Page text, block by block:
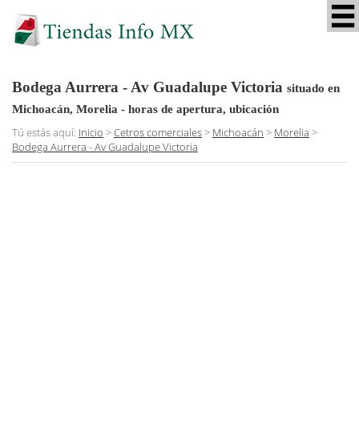
Bodega Aurrera - Av Guadalupe Victoria situado en
Michoacán, Morelia - horas de apertura, ubicación
Tú estás aquí: Inicio >Cetros comerciales> Michoacán > Morelia >
Bodega Aurrera - Av Guadalupe Victoria